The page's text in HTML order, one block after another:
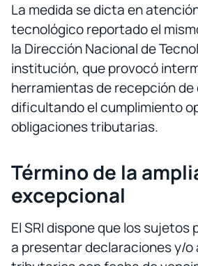
La medida se dicta en
tecnológico reportado el
la Dirección Nacional de
institución, que provocó
herramientas de recepción
dificultando el cumplimiento
obligaciones tributarias.
Término de la
excepcional
El SRI dispone que los sujetos
a presentar declaraciones y/o